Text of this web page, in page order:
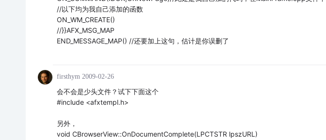
//以下均为我自己添加的函数
ON_WM_CREATE()
//}}AFX_MSG_MAP
END_MESSAGE_MAP() //还要加上这句，估计是你误删了
firsthym 2009-02-26
会不会是少头文件？试下下面这个
#include <afxtempl.h>
另外，
void CBrowserView::OnDocumentComplete(LPCTSTR lpszURL)